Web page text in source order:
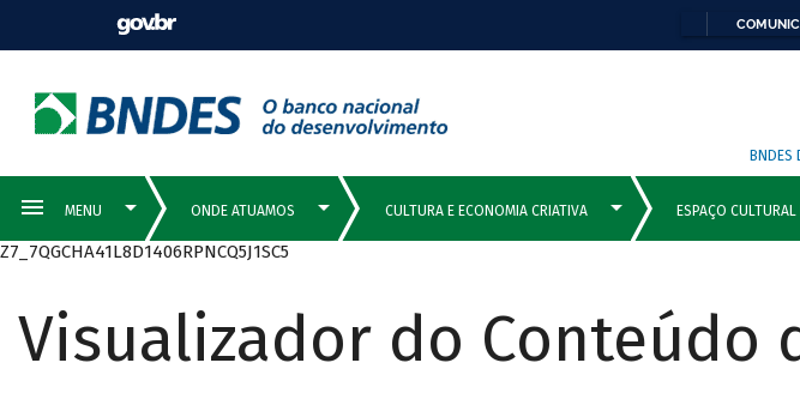
BNDES
Z7_7QGCHA41L8D1406RPNCQ5J1SC5
Visualizador do Conteúdo